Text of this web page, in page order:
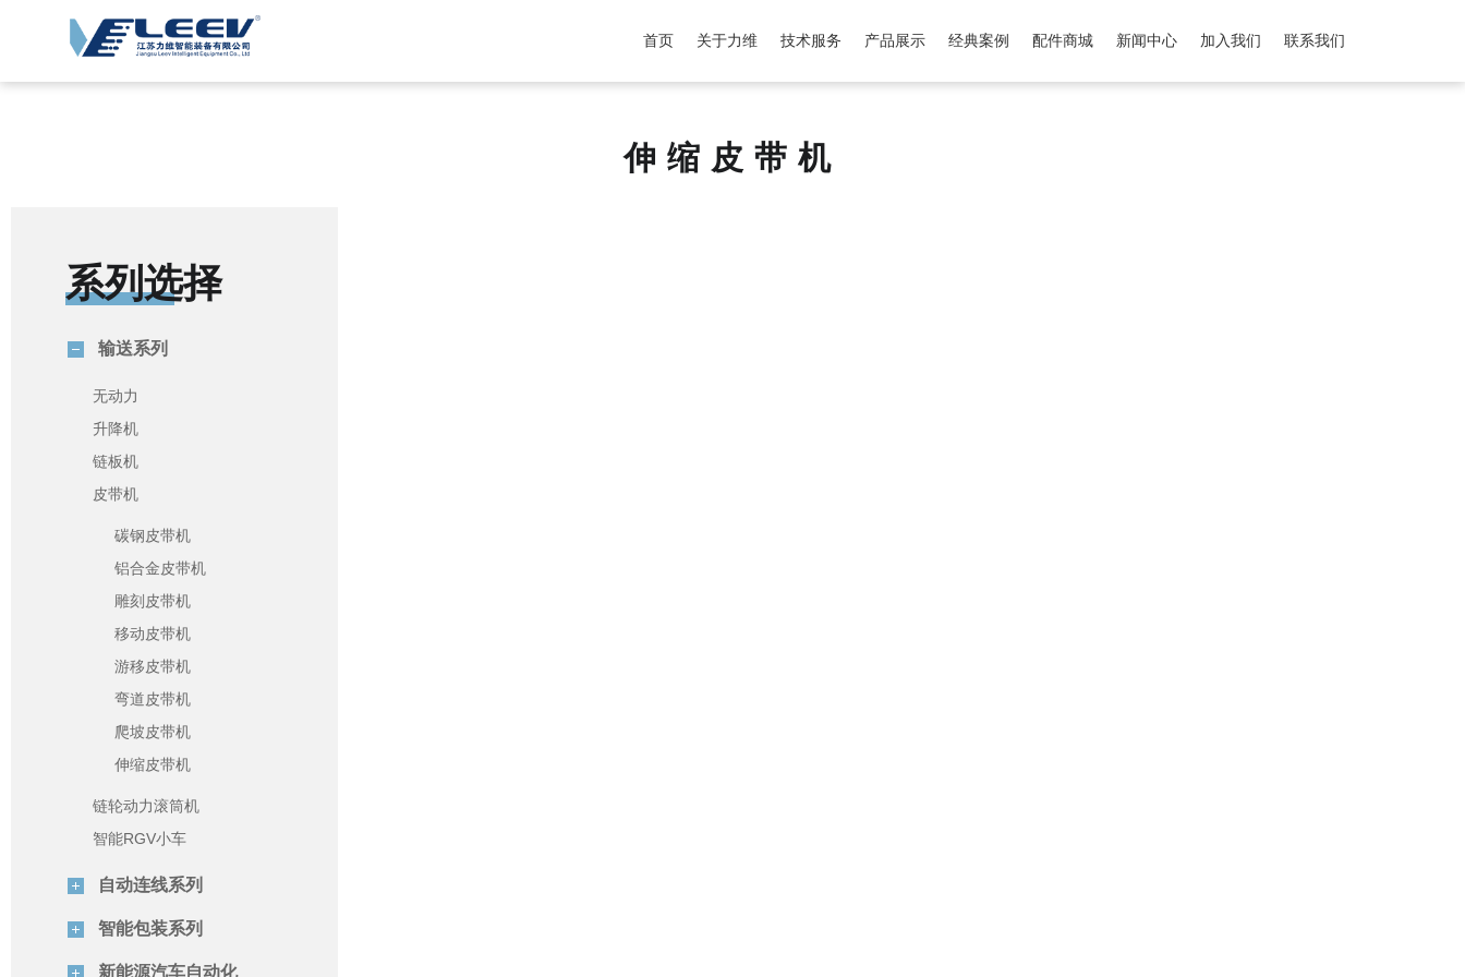
首页 关于力维 技术服务 产品展示 经典案例 配件商城 新闻中心 加入我们 联系我们
伸缩皮带机
系列选择
输送系列
无动力
升降机
链板机
皮带机
碳钢皮带机
铝合金皮带机
雕刻皮带机
移动皮带机
游移皮带机
弯道皮带机
爬坡皮带机
伸缩皮带机
链轮动力滚筒机
智能RGV小车
自动连线系列
智能包装系列
新能源汽车自动化